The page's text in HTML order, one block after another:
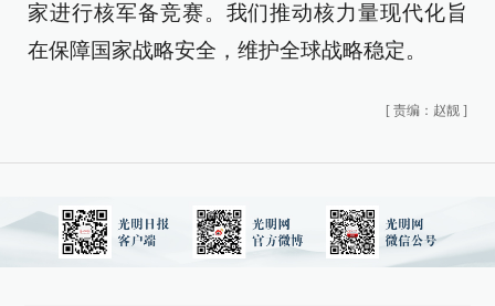
家进行核军备竞赛。我们推动核力量现代化旨
在保障国家战略安全，维护全球战略稳定。
[ 责编：赵靓 ]